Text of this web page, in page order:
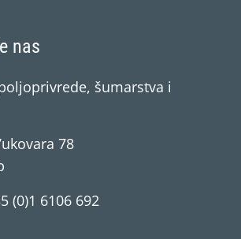
nas
šumarstva i
78
(0)1 6106 692